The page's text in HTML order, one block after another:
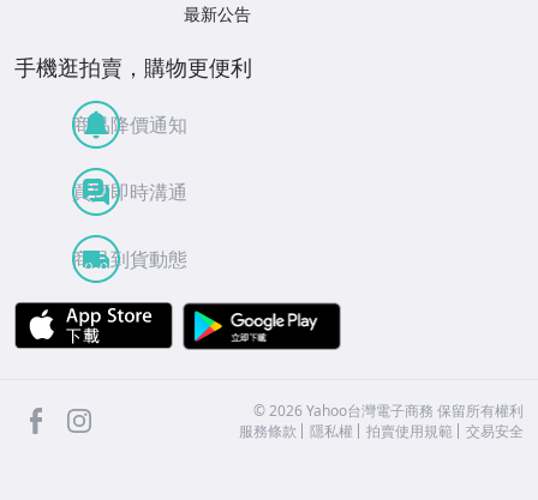
最新公告
手機逛拍賣，購物更便利
商品降價通知
買賣即時溝通
商品到貨動態
APP Store
facebook ©2026 Yahoo台灣電子商務 保留所有權利
服務條款
隱私權 拍賣使用規範 交易安全